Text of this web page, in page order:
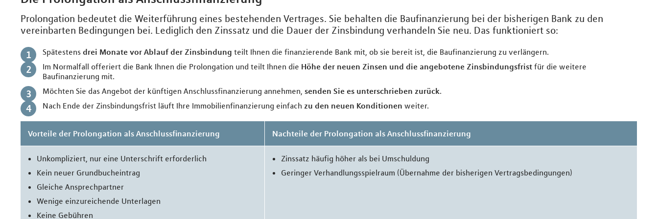
Prolongation bedeutet die Weiterführung eines bestehenden Vertrages. Sie behalten die Baufinanzierung bei der bisherigen Bank zu den
vereinbarten Bedingungen bei. Lediglich den Zinssatz und die Dauer der Zinsbindung verhandeln Sie neu. Das funktioniert so:
Spätestens drei Monate vor Ablauf der Zinsbindung teilt Ihnen die finanzierende Bank mit, ob sie bereit ist, die Baufinanzierung zu verlängern.
Im Normalfall offeriert die Bank Ihnen die Prolongation und teilt Ihnen die Höhe der neuen Zinsen und die angebotene Zinsbindungsfrist für die weitere
Baufinanzierung mit.
Möchten Sie das Angebot der künftigen Anschlussfinanzierung annehmen, senden Sie es unterschrieben zurück.
Nach Ende der Zinsbindungsfrist läuft Ihre Immobilienfinanzierung einfach zu den neuen Konditionen weiter.
Vorteile der Prolongation als Anschlussfinanzierung Nachteile der Prolongation als Anschlussfinanzierung
Unkompliziert, nur eine Unterschrift erforderlich
Kein neuer Grundbucheintrag
Gleiche Ansprechpartner
Wenige einzureichende Unterlagen
Keine Gebühren
Zinssatz häufig höher als bei Umschuldung
Geringer Verhandlungsspielraum (Übernahme der bisherigen Vertragsbedingungen)